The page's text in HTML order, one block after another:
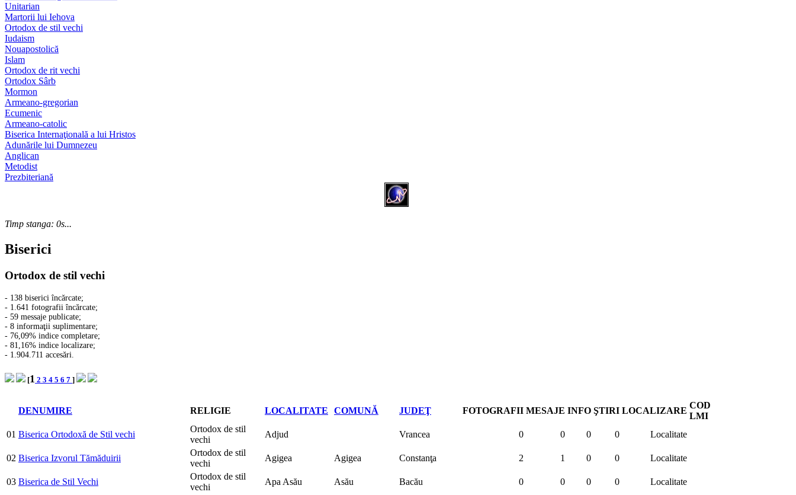
Unitarian
Martorii lui Iehova
Ortodox de stil vechi
Iudaism
Nouapostolică
Islam
Ortodox de rit vechi
Ortodox Sârb
Mormon
Armeano-gregorian
Ecumenic
Armeano-catolic
Biserica Internaţională a lui Hristos
Adunările lui Dumnezeu
Anglican
Metodist
Prezbiteriană
Timp stanga: 0s...
Biserici
Ortodox de stil vechi
- 138 biserici încărcate;
- 1.641 fotografii încărcate;
- 59 messaje publicate;
- 8 informaţii suplimentare;
- 76,09% indice completare;
- 81,16% indice localizare;
- 1.904.711 accesări.
[1 2 3 4 5 6 7 ]
DENUMIRE RELIGIE LOCALITATE COMUNĂ JUDEŢ FOTOGRAFII MESAJE INFO ŞTIRI LOCALIZARE
COD
LMI
01 Biserica Ortodoxă de Stil vechi
Ortodox de stil
vechi
Adjud Vrancea 0 0 0 0 Localitate
02 Biserica Izvorul Tămăduirii
Ortodox de stil
vechi
Agigea Agigea Constanţa 2 1 0 0 Localitate
03 Biserica de Stil Vechi
Ortodox de stil
vechi
Apa Asău Asău Bacău 0 0 0 0 Localitate